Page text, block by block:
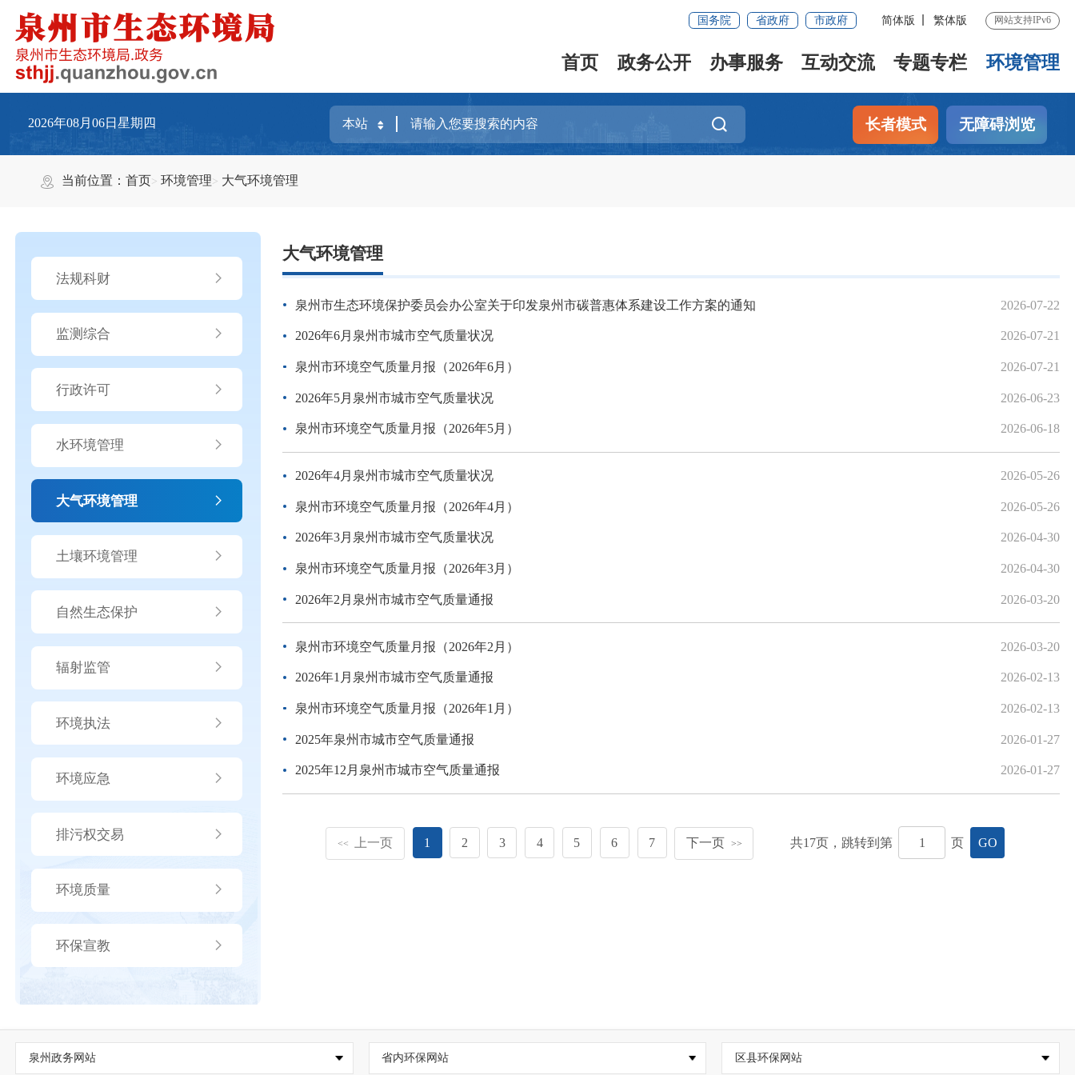
国务院 省政府 市政府 简体版 繁体版 网站支持IPv6
首页 政务公开 办事服务 互动交流 专题专栏 环境管理
2026年08月06日星期四 长者模式 无障碍浏览
当前位置：首页 环境管理 大气环境管理
法规科财
监测综合
行政许可
水环境管理
大气环境管理
土壤环境管理
自然生态保护
辐射监管
环境执法
环境应急
排污权交易
环境质量
环保宣教
大气环境管理
泉州市生态环境保护委员会办公室关于印发泉州市碳普惠体系建设工作方案的通知 2026-07-22
2026年6月泉州市城市空气质量状况 2026-07-21
泉州市环境空气质量月报（2026年6月） 2026-07-21
2026年5月泉州市城市空气质量状况 2026-06-23
泉州市环境空气质量月报（2026年5月） 2026-06-18
2026年4月泉州市城市空气质量状况 2026-05-26
泉州市环境空气质量月报（2026年4月） 2026-05-26
2026年3月泉州市城市空气质量状况 2026-04-30
泉州市环境空气质量月报（2026年3月） 2026-04-30
2026年2月泉州市城市空气质量通报 2026-03-20
泉州市环境空气质量月报（2026年2月） 2026-03-20
2026年1月泉州市城市空气质量通报 2026-02-13
泉州市环境空气质量月报（2026年1月） 2026-02-13
2025年泉州市城市空气质量通报 2026-01-27
2025年12月泉州市城市空气质量通报 2026-01-27
<< 上一页 1 2 3 4 5 6 7 下一页 >> 共17页，跳转到第 页 GO
泉州政务网站 省内环保网站 区县环保网站